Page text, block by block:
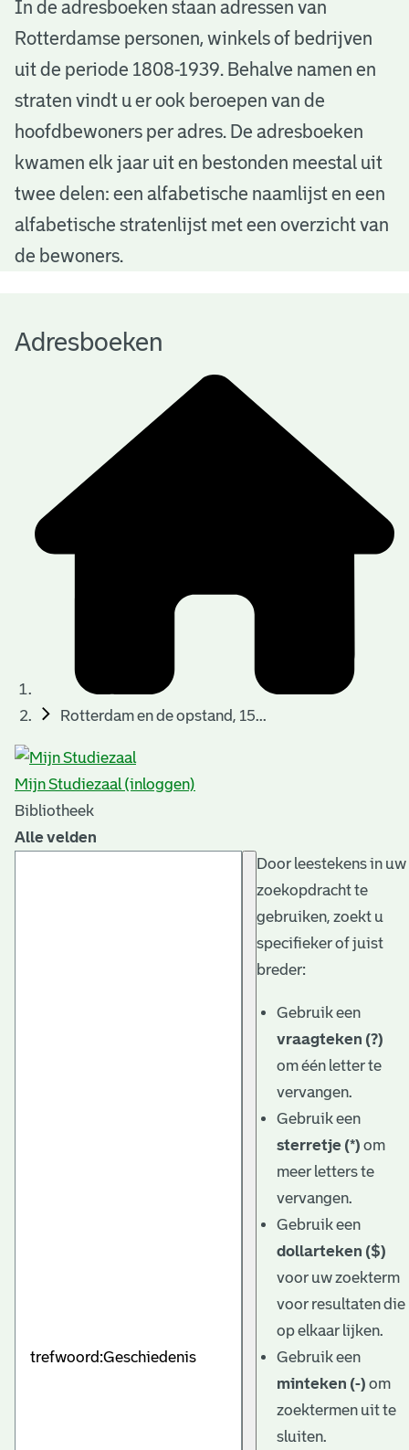
A
d
e
b
o
e
e
In de adresboeken staan adressen van
Rotterdamse personen, winkels of bedrijven
uit de periode 1808-1939. Behalve namen en
straten vindt u er ook beroepen van de
hoofdbewoners per adres. De adresboeken
kwamen elk jaar uit en bestonden meestal uit
twee delen: een alfabetische naamlijst en een
alfabetische stratenlijst met een overzicht van
de bewoners.
Adresboeken
Rotterdam en de opstand, 15...
Mijn Studiezaal (inloggen)
Bibliotheek
Alle velden
Door leestekens in uw
zoekopdracht te
gebruiken, zoekt u
specifieker of juist
breder:
Gebruik een
vraagteken (?)
om één letter te
vervangen.
Gebruik een
sterretje (*) om
meer letters te
vervangen.
Gebruik een
dollarteken ($)
voor uw zoekterm
voor resultaten die
op elkaar lijken.
Gebruik een
minteken (-) om
zoektermen uit te
sluiten.